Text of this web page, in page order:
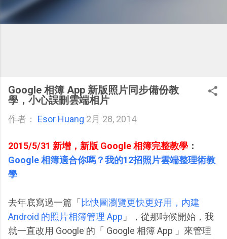
Google 相簿 App 新版照片同步備份教
學，小心誤刪雲端相片
作者： Esor Huang 2月 28, 2014
2015/5/31 新增，新版 Google 相簿完整教學 ：
Google 相簿適合你嗎？我的12招照片雲端整理術教
學
去年底寫過一篇「 比快圖瀏覽更快更好用，內建
Android 的照片相簿管理 App 」，從那時候開始，我
就一直改用 Google 的「 Google 相簿 App 」來管理